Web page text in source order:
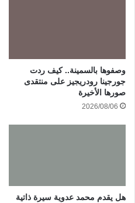
وصفوها بالسمينة.. كيف ردت
جورجينا رودريجيز على منتقدى
صورها الأخيرة
2026/08/06
هل يقدم محمد عدوية سيرة ذاتية